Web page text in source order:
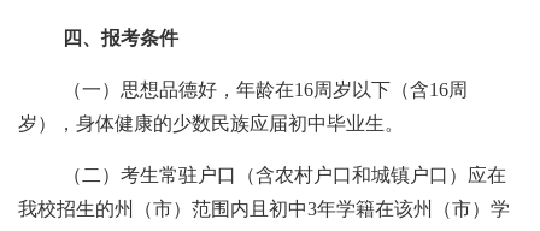
四、报考条件
（一）思想品德好，年龄在16周岁以下（含16周
岁），身体健康的少数民族应届初中毕业生。
（二）考生常驻户口（含农村户口和城镇户口）应在
我校招生的州 （市）范围内且初中3年学籍在该州
（市）学